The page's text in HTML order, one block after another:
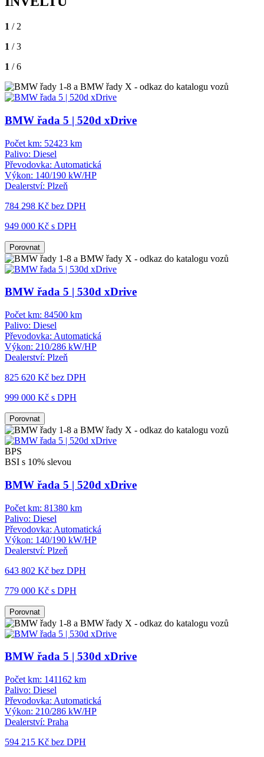
1 / 2
1 / 3
1 / 6
BMW řada 5 | 520d xDrive
Počet km: 52423 km
Palivo: Diesel
Převodovka: Automatická
Výkon: 140/190 kW/HP
Dealerství: Plzeň
784 298 Kč bez DPH
949 000 Kč s DPH
Porovnat
BMW řada 5 | 530d xDrive
Počet km: 84500 km
Palivo: Diesel
Převodovka: Automatická
Výkon: 210/286 kW/HP
Dealerství: Plzeň
825 620 Kč bez DPH
999 000 Kč s DPH
Porovnat
BPS
BSI s 10% slevou
BMW řada 5 | 520d xDrive
Počet km: 81380 km
Palivo: Diesel
Převodovka: Automatická
Výkon: 140/190 kW/HP
Dealerství: Plzeň
643 802 Kč bez DPH
779 000 Kč s DPH
Porovnat
BMW řada 5 | 530d xDrive
Počet km: 141162 km
Palivo: Diesel
Převodovka: Automatická
Výkon: 210/286 kW/HP
Dealerství: Praha
594 215 Kč bez DPH